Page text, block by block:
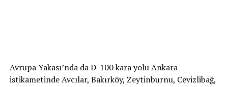
Avrupa Yakası’nda da D-100 kara yolu Ankara
istikametinde Avcılar, Bakırköy, Zeytinburnu, Cevizlibağ,